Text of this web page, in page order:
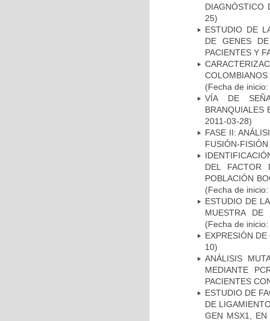
DIAGNÓSTICO
25)
ESTUDIO DE
DE GENES
PACIENTES Y
(Fecha de
VÍA DE
BRANQUIALES
2011-03-28)
FASE II:
FUSIÓN-
DEL FACTOR
POBLACIÓN
(Fecha de
ESTUDIO DE
MUESTRA DE
(Fecha de
EXPRESIÓN
10)
ANÁLISIS
MEDIANTE
PACIENTES
ESTUDIO DE
DE
GEN MSX1, EN